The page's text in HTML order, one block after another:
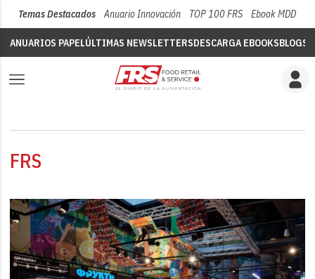
Temas Destacados Anuario Innovación TOP 100 FRS Ebook MDD
ANUARIOS PAPELÚLTIMAS NEWSLETTERSDESCARGA EBOOKSBLOGS
FRS